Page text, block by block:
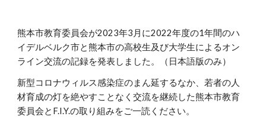
熊本市教育委員会が2023年3月に2022年度の1年間のハ
イデルベルク市と熊本市の高校生及び大学生によるオン
ライン交流の記録を発表しました。（日本語版のみ）
新型コロナウィルス感染症のまん延するなか、若者の人
材育成の灯を絶やすことなく交流を継続した熊本市教育
委員会とF.I.Y.の取り組みをご一読ください。